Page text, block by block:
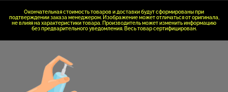
Окончательная стоимость товаров и доставки будут сформированы при
подтверждении заказа менеджером. Изображение может отличаться от оригинала,
не влияя на характеристики товара. Производитель может изменить информацию
без предварительного уведомления. Весь товар сертифицирован.